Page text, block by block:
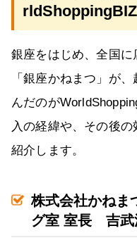
銀座をはじめ、全国
「銀座かねまつ」が
んだのが
入の経緯や、その後
紹介します。
株式会社かね
グ室 室長 吉武